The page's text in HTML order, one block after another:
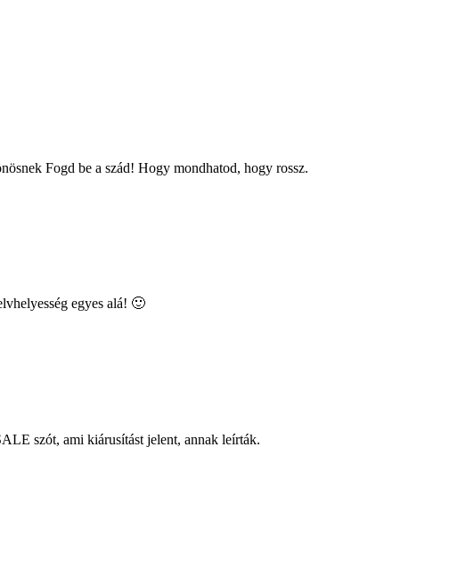
Fogd be a szád! Hogy mondhatod, hogy rossz.
egyes alá! 🙂
szót, ami kiárusítást jelent, annak leírták.